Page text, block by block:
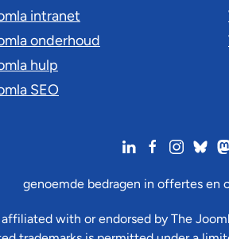
intranet
onderhoud
hulp
SEO
genoemde bedragen in offertes en
with or endorsed by The